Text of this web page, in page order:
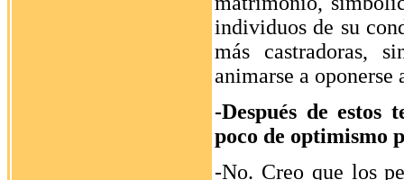
individuos de su
más castradoras,
animarse a oponerse
-Después de estos
poco de optimismo
-No. Creo que los